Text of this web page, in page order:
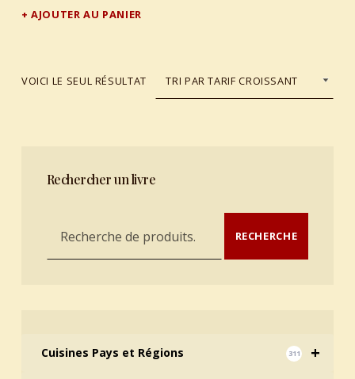
AJOUTER AU PANIER
VOICI LE SEUL RÉSULTAT
Rechercher un livre
Recherche pour : RECHERCHE
+
Cuisines Pays et Régions 311